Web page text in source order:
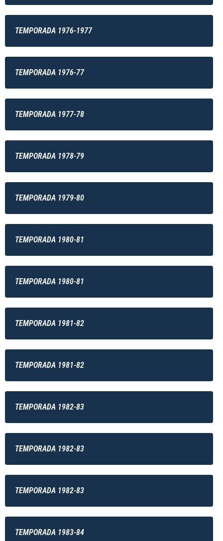
TEMPORADA 1976-1977
TEMPORADA 1976-77
TEMPORADA 1977-78
TEMPORADA 1978-79
TEMPORADA 1979-80
TEMPORADA 1980-81
TEMPORADA 1980-81
TEMPORADA 1981-82
TEMPORADA 1981-82
TEMPORADA 1982-83
TEMPORADA 1982-83
TEMPORADA 1982-83
TEMPORADA 1983-84